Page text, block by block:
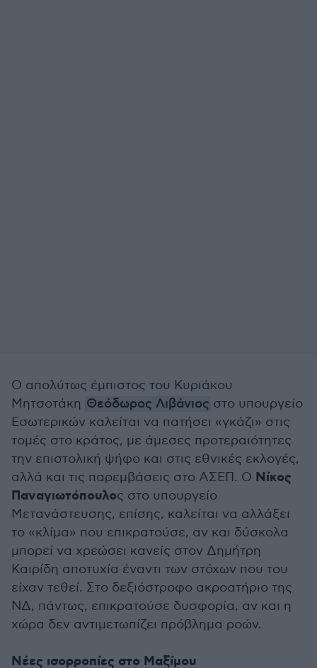
Ο απολύτως έμπιστος του Κυριάκου
Μητσοτάκη Θεόδωρος Λιβάνιος στο υπουργείο
Εσωτερικών καλείται να πατήσει «γκάζι» στις
τομές στο κράτος, με άμεσες προτεραιότητες
την επιστολική ψήφο και στις εθνικές εκλογές,
αλλά και τις παρεμβάσεις στο ΑΣΕΠ. Ο Νίκος
Παναγιωτόπουλος στο υπουργείο
Μετανάστευσης, επίσης, καλείται να αλλάξει
το «κλίμα» που επικρατούσε, αν και δύσκολα
μπορεί να χρεώσει κανείς στον Δημήτρη
Καιρίδη αποτυχία έναντι των στόχων που του
είχαν τεθεί. Στο δεξιόστροφο ακροατήριο της
ΝΔ, πάντως, επικρατούσε δυσφορία, αν και η
χώρα δεν αντιμετωπίζει πρόβλημα ροών.
Νέες ισορροπίες στο Μαξίμου